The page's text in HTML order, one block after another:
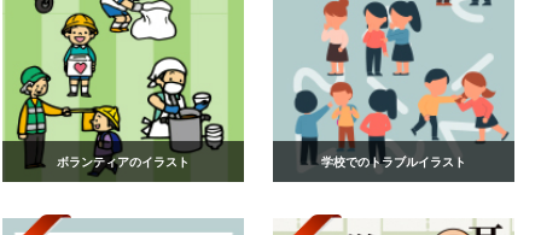
ボランティアのイラスト 学校でのトラブルイラスト